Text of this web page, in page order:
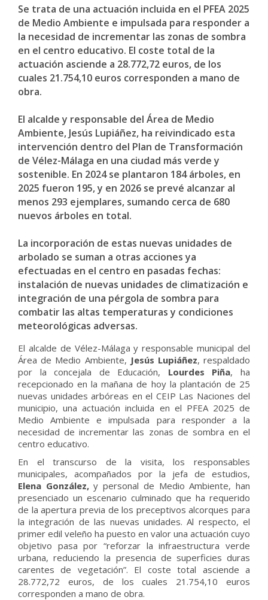
Se trata de una actuación incluida en el PFEA 2025
de Medio Ambiente e impulsada para responder a
la necesidad de incrementar las zonas de sombra
en el centro educativo. El coste total de la
actuación asciende a 28.772,72 euros, de los
cuales 21.754,10 euros corresponden a mano de
obra.
El alcalde y responsable del Área de Medio
Ambiente, Jesús Lupiáñez, ha reivindicado esta
intervención dentro del Plan de Transformación
de Vélez-Málaga en una ciudad más verde y
sostenible. En 2024 se plantaron 184 árboles, en
2025 fueron 195, y en 2026 se prevé alcanzar al
menos 293 ejemplares, sumando cerca de 680
nuevos árboles en total.
La incorporación de estas nuevas unidades de
arbolado se suman a otras acciones ya
efectuadas en el centro en pasadas fechas:
instalación de nuevas unidades de climatización e
integración de una pérgola de sombra para
combatir las altas temperaturas y condiciones
meteorológicas adversas.
El alcalde de Vélez-Málaga y responsable municipal del
Área de Medio Ambiente, Jesús Lupiáñez, respaldado
por la concejala de Educación, Lourdes Piña, ha
recepcionado en la mañana de hoy la plantación de 25
nuevas unidades arbóreas en el CEIP Las Naciones del
municipio, una actuación incluida en el PFEA 2025 de
Medio Ambiente e impulsada para responder a la
necesidad de incrementar las zonas de sombra en el
centro educativo.
En el transcurso de la visita, los responsables
municipales, acompañados por la jefa de estudios,
Elena González,y personal de Medio Ambiente, han
presenciado un escenario culminado que ha requerido
de la apertura previa de los preceptivos alcorques para
la integración de las nuevas unidades. Al respecto, el
primer edil veleño ha puesto en valor una actuación cuyo
objetivo pasa por “reforzar la infraestructura verde
urbana, reduciendo la presencia de superficies duras
carentes de vegetación”. El coste total asciende a
28.772,72 euros, de los cuales 21.754,10 euros
corresponden a mano de obra.